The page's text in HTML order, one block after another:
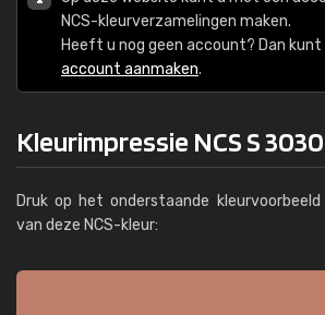
NCS-kleurverzamelingen maken.
Heeft u nog geen account? Dan kunt
account aanmaken.
Kleurimpressie NCS S
Druk op het onderstaande
van deze NCS-kleur: